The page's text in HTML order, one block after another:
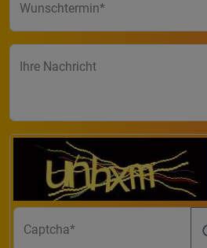
Wunschtermin
Ihre Nachricht
Captcha